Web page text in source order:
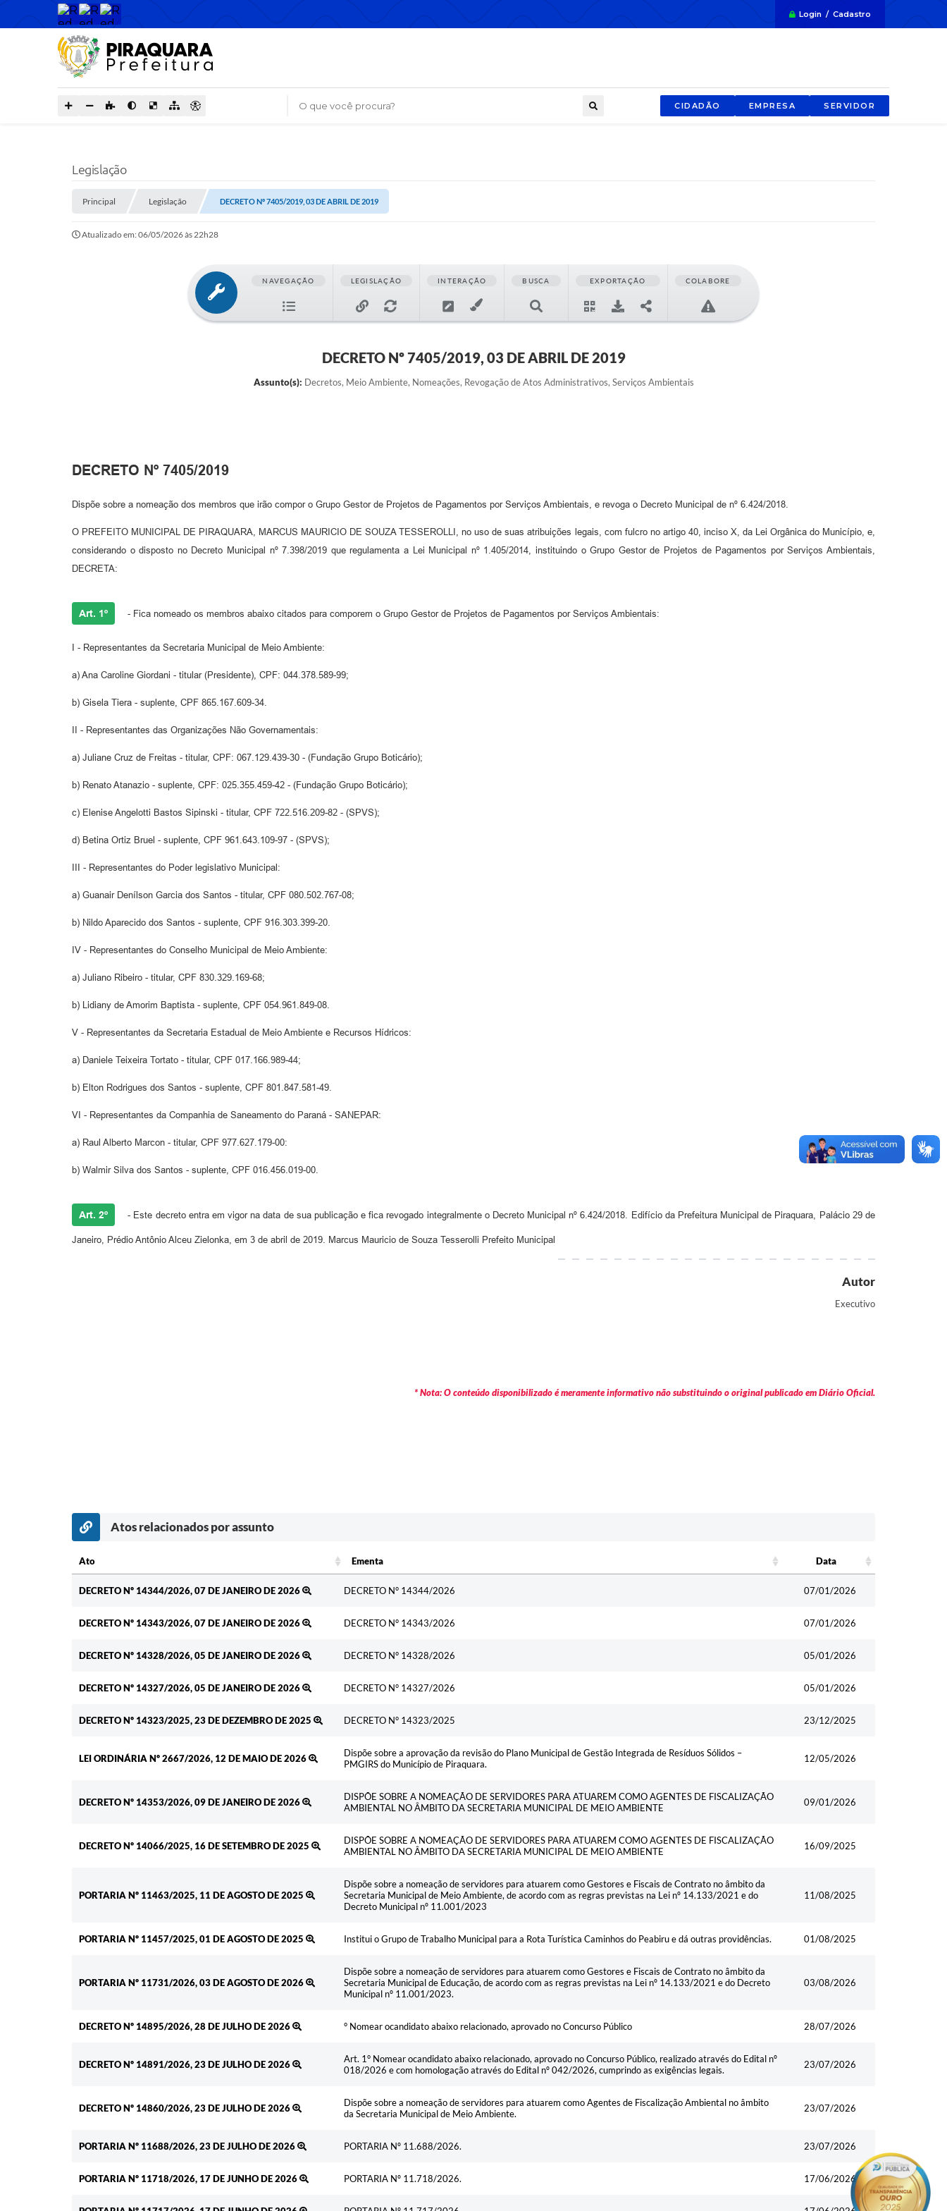
Login / Cadastro
O que você procura? CIDADÃO EMPRESA SERVIDOR
Legislação
Principal Legislação DECRETO Nº 7405/2019, 03 DE ABRIL DE 2019
Atualizado em: 06/05/2026 às 22h28
NAVEGAÇÃO LEGISLAÇÃO INTERAÇÃO BUSCA EXPORTAÇÃO COLABORE
DECRETO Nº 7405/2019, 03 DE ABRIL DE 2019
Assunto(s): Decretos, Meio Ambiente, Nomeações, Revogação de Atos Administrativos, Serviços Ambientais
DECRETO Nº 7405/2019
Dispõe sobre a nomeação dos membros que irão compor o Grupo Gestor de Projetos de Pagamentos por Serviços Ambientais, e revoga o Decreto Municipal de nº 6.424/2018.
O PREFEITO MUNICIPAL DE PIRAQUARA, MARCUS MAURICIO DE SOUZA TESSEROLLI, no uso de suas atribuições legais, com fulcro no artigo 40, inciso X, da Lei Orgânica do Município, e,
considerando o disposto no Decreto Municipal nº 7.398/2019 que regulamenta a Lei Municipal nº 1.405/2014, instituindo o Grupo Gestor de Projetos de Pagamentos por Serviços Ambientais,
DECRETA:
Art. 1º - Fica nomeado os membros abaixo citados para comporem o Grupo Gestor de Projetos de Pagamentos por Serviços Ambientais:
I - Representantes da Secretaria Municipal de Meio Ambiente:
a) Ana Caroline Giordani - titular (Presidente), CPF: 044.378.589-99;
b) Gisela Tiera - suplente, CPF 865.167.609-34.
II - Representantes das Organizações Não Governamentais:
a) Juliane Cruz de Freitas - titular, CPF: 067.129.439-30 - (Fundação Grupo Boticário);
b) Renato Atanazio - suplente, CPF: 025.355.459-42 - (Fundação Grupo Boticário);
c) Elenise Angelotti Bastos Sipinski - titular, CPF 722.516.209-82 - (SPVS);
d) Betina Ortiz Bruel - suplente, CPF 961.643.109-97 - (SPVS);
III - Representantes do Poder legislativo Municipal:
a) Guanair Denílson Garcia dos Santos - titular, CPF 080.502.767-08;
b) Nildo Aparecido dos Santos - suplente, CPF 916.303.399-20.
IV - Representantes do Conselho Municipal de Meio Ambiente:
a) Juliano Ribeiro - titular, CPF 830.329.169-68;
b) Lidiany de Amorim Baptista - suplente, CPF 054.961.849-08.
V - Representantes da Secretaria Estadual de Meio Ambiente e Recursos Hídricos:
a) Daniele Teixeira Tortato - titular, CPF 017.166.989-44;
b) Elton Rodrigues dos Santos - suplente, CPF 801.847.581-49.
VI - Representantes da Companhia de Saneamento do Paraná - SANEPAR:
a) Raul Alberto Marcon - titular, CPF 977.627.179-00:
b) Walmir Silva dos Santos - suplente, CPF 016.456.019-00.
Art. 2º - Este decreto entra em vigor na data de sua publicação e fica revogado integralmente o Decreto Municipal nº 6.424/2018. Edifício da Prefeitura Municipal de Piraquara, Palácio 29 de
Janeiro, Prédio Antônio Alceu Zielonka, em 3 de abril de 2019. Marcus Mauricio de Souza Tesserolli Prefeito Municipal
Autor
Executivo
* Nota: O conteúdo disponibilizado é meramente informativo não substituindo o original publicado em Diário Oficial.
Atos relacionados por assunto
Ato Ementa
Data
DECRETO Nº 14344/2026, 07 DE JANEIRO DE 2026
DECRETO N° 14344/2026 07/01/2026
DECRETO Nº 14343/2026, 07 DE JANEIRO DE 2026 DECRETO N° 14343/2026 07/01/2026
DECRETO Nº 14328/2026, 05 DE JANEIRO DE 2026 DECRETO N° 14328/2026 05/01/2026
DECRETO Nº 14327/2026, 05 DE JANEIRO DE 2026 DECRETO N° 14327/2026 05/01/2026
DECRETO Nº 14323/2025, 23 DE DEZEMBRO DE 2025 DECRETO N° 14323/2025 23/12/2025
LEI ORDINÁRIA Nº 2667/2026, 12 DE MAIO DE 2026
Dispõe sobre a aprovação da revisão do Plano Municipal de Gestão Integrada de Resíduos Sólidos –
PMGIRS do Município de Piraquara.
12/05/2026
DECRETO Nº 14353/2026, 09 DE JANEIRO DE 2026
DISPÕE SOBRE A NOMEAÇÃO DE SERVIDORES PARA ATUAREM COMO AGENTES DE FISCALIZAÇÃO
AMBIENTAL NO ÂMBITO DA SECRETARIA MUNICIPAL DE MEIO AMBIENTE
09/01/2026
DECRETO Nº 14066/2025, 16 DE SETEMBRO DE 2025
DISPÕE SOBRE A NOMEAÇÃO DE SERVIDORES PARA ATUAREM COMO AGENTES DE FISCALIZAÇÃO
AMBIENTAL NO ÂMBITO DA SECRETARIA MUNICIPAL DE MEIO AMBIENTE
16/09/2025
PORTARIA Nº 11463/2025, 11 DE AGOSTO DE 2025
Dispõe sobre a nomeação de servidores para atuarem como Gestores e Fiscais de Contrato no âmbito da
Secretaria Municipal de Meio Ambiente, de acordo com as regras previstas na Lei nº 14.133/2021 e do
Decreto Municipal nº 11.001/2023
11/08/2025
PORTARIA Nº 11457/2025, 01 DE AGOSTO DE 2025 Institui o Grupo de Trabalho Municipal para a Rota Turística Caminhos do Peabiru e dá outras providências. 01/08/2025
PORTARIA Nº 11731/2026, 03 DE AGOSTO DE 2026
Dispõe sobre a nomeação de servidores para atuarem como Gestores e Fiscais de Contrato no âmbito da
Secretaria Municipal de Educação, de acordo com as regras previstas na Lei nº 14.133/2021 e do Decreto
Municipal nº 11.001/2023.
03/08/2026
DECRETO Nº 14895/2026, 28 DE JULHO DE 2026 ° Nomear ocandidato abaixo relacionado, aprovado no Concurso Público 28/07/2026
DECRETO Nº 14891/2026, 23 DE JULHO DE 2026
Art. 1° Nomear ocandidato abaixo relacionado, aprovado no Concurso Público, realizado através do Edital nº
018/2026 e com homologação através do Edital nº 042/2026, cumprindo as exigências legais.
23/07/2026
DECRETO Nº 14860/2026, 23 DE JULHO DE 2026
Dispõe sobre a nomeação de servidores para atuarem como Agentes de Fiscalização Ambiental no âmbito
da Secretaria Municipal de Meio Ambiente.
23/07/2026
PORTARIA Nº 11688/2026, 23 DE JULHO DE 2026 PORTARIA Nº 11.688/2026. 23/07/2026
PORTARIA Nº 11718/2026, 17 DE JUNHO DE 2026 PORTARIA Nº 11.718/2026. 17/06/2026